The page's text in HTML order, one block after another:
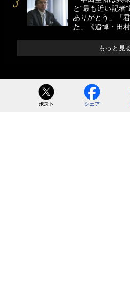
と“最も近い記者
ありがとう」「
た」《追悼・田
もっと見
ポスト シェア